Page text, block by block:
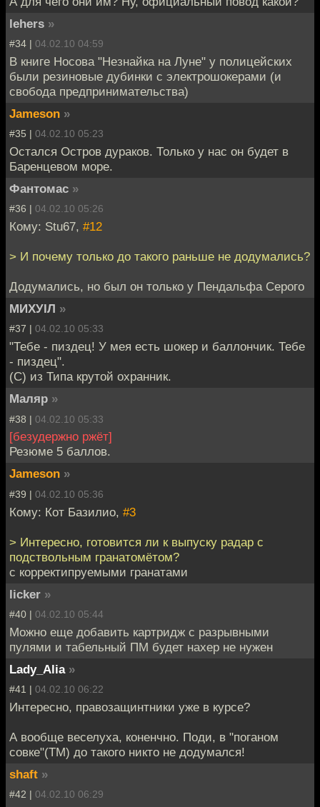
lehers »
#34 | 04.02.10 04:59
В книге Носова "Незнайка на Луне" у полицейских
были резиновые дубинки с электрошокерами (и
свобода предпринимательства)
Jameson »
#35 | 04.02.10 05:23
Остался Остров дураков. Только у нас он будет в
Баренцевом море.
Фантомас »
#36 | 04.02.10 05:26
Кому: Stu67, #12
> И почему только до такого раньше не додумались?
Додумались, но был он только у Пендальфа Серого
МИХУIЛ »
#37 | 04.02.10 05:33
"Тебе - пиздец! У мея есть шокер и баллончик. Тебе
- пиздец".
(С) из Типа крутой охранник.
Маляр »
#38 | 04.02.10 05:33
[безудержно ржёт]
Резюме 5 баллов.
Jameson »
#39 | 04.02.10 05:36
Кому: Кот Базилио, #3
> Интересно, готовится ли к выпуску радар с
подствольным гранатомётом?
с корректипруемыми гранатами
licker »
#40 | 04.02.10 05:44
Можно еще добавить картридж с разрывными
пулями и табельный ПМ будет нахер не нужен
Lady_Alia »
#41 | 04.02.10 06:22
Интересно, правозащинтники уже в курсе?
А вообще веселуха, коненчно. Поди, в "поганом
совке"(ТМ) до такого никто не додумался!
shaft »
#42 | 04.02.10 06:29